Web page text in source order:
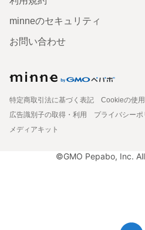
minneのセキュリティ
お問い合わせ
特定商取引法に基づく表記
Cookieの使
広告識別子の取得・利用
プライバシーポ
メディアキット
©GMO Pepabo, Inc.